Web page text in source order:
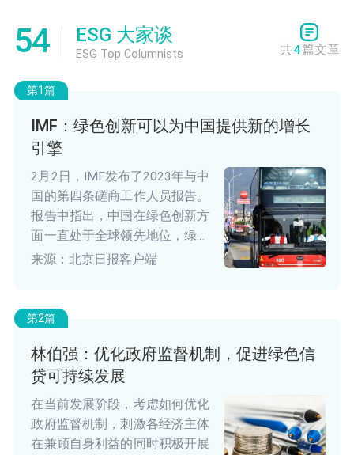
54 ESG 大家谈
ESG Top Columnists 共4篇文章
第1篇
IMF：绿色创新可以为中国提供新的增长
引擎
2月2日，IMF发布了2023年与中
国的第四条磋商工作人员报告。
报告中指出，中国在绿色创新方
面一直处于全球领先地位，绿色
创新可以为中国提供新的增长引
来源：北京日报客户端
第2篇
林伯强：优化政府监督机制，促进绿色信
贷可持续发展
在当前发展阶段，考虑如何优化
政府监督机制，刺激各经济主体
在兼顾自身利益的同时积极开展